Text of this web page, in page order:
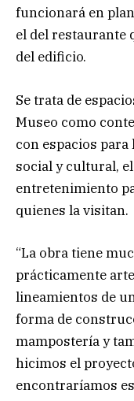
funcionará en
el del restaurante
del edificio.
Se trata de
Museo como
con espacios
social y cultural,
entretenimiento
quienes la visitan.
“La obra tiene
prácticamente
lineamientos de
forma de
mampostería y
hicimos el
encontraríamos